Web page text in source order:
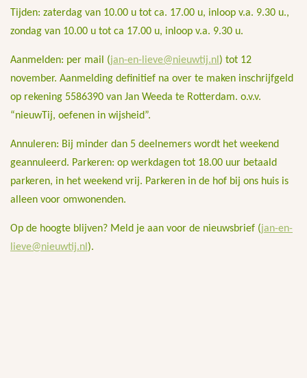
Tijden: zaterdag van 10.00 u tot ca. 17.00 u, inloop v.a. 9.30 u.,
zondag van 10.00 u tot ca 17.00 u, inloop v.a. 9.30 u.
Aanmelden: per mail (jan-en-lieve@nieuwtij.nl ) tot 12
november. Aanmelding definitief na over te maken inschrijfgeld
op rekening 5586390 van Jan Weeda te Rotterdam. o.v.v.
“nieuwTij, oefenen in wijsheid”.
Annuleren: Bij minder dan 5 deelnemers wordt het weekend
geannuleerd. Parkeren: op werkdagen tot 18.00 uur betaald
parkeren, in het weekend vrij. Parkeren in de hof bij ons huis is
alleen voor omwonenden.
Op de hoogte blijven? Meld je aan voor de nieuwsbrief (jan-en-
lieve@nieuwtij.nl ).